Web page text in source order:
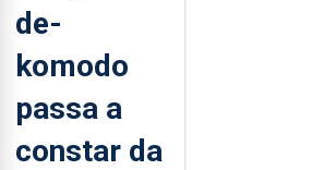
de-
komodo
passa a
constar da